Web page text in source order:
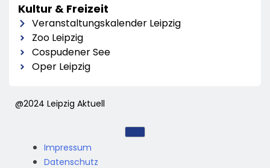
Kultur & Freizeit
Veranstaltungskalender Leipzig
Zoo Leipzig
Cospudener See
Oper Leipzig
@2024 Leipzig Aktuell
Impressum
Datenschutz